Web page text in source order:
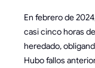
En febrero de
casi cinco horas
heredado,
Hubo fallos